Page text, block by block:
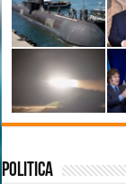
Politica